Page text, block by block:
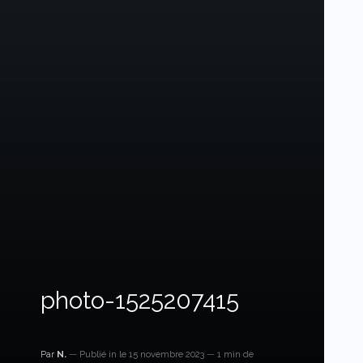
photo-1525207415
Par N. Publié in le 15 novembre 2023
1 min de